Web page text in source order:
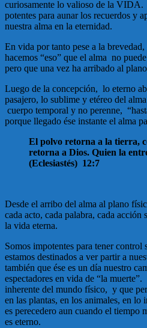
curiosamente lo valioso de la
potentes para aunar los recuerdos y
nuestra alma en la eternidad.
En vida por tanto pese a la
hacemos “eso” que el alma no
pero que una vez ha arribado al
Luego de la concepción, lo eterno
pasajero, lo sublime y etéreo del
cuerpo temporal y no perenne,
porque llegado ése instante el alma
El polvo retorna a la tierra,
retorna a Dios. Quien la
(Eclesiastés) 12:7
Desde el arribo del alma al plano
cada acto, cada palabra, cada acción
la vida eterna.
Somos impotentes para tener control
estamos destinados a ver partir a
también que ése es un día nuestro
espectadores en vida de “la
inherente del mundo físico, y que
en las plantas, en los animales, en
es perecedero aun cuando el
es eterno.